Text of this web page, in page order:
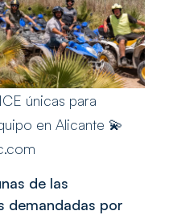
únicas para
en Alicante 💫
de las
demandadas por